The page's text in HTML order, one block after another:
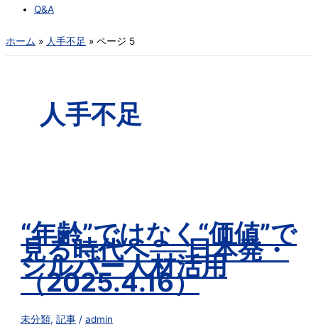
Q&A
ホーム 人手不足 ページ 5
人手不足
“年齢”ではなく“価値”で
見る時代へ──日本発・
シルバー人材活用
（2025.4.16）
未分類,記事 /admin